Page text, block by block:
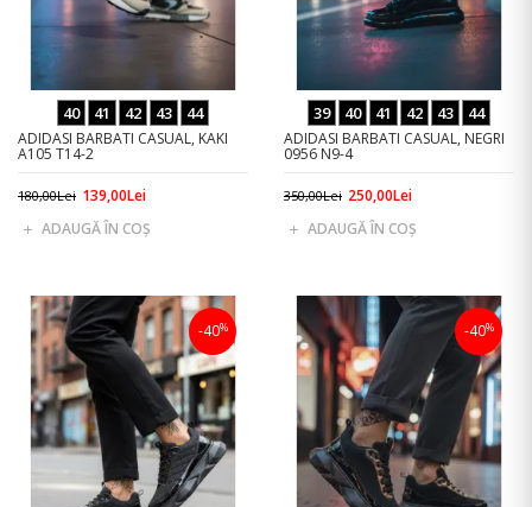
40 41 42 43 44
ADIDASI BARBATI CASUAL, KAKI
A105 T14-2
180,00Lei 139,00Lei
ADAUGĂ ÎN COŞ
39 40 41 42 43 44
ADIDASI BARBATI CASUAL, NEGRI
0956 N9-4
350,00Lei 250,00Lei
ADAUGĂ ÎN COŞ
-40% -40%